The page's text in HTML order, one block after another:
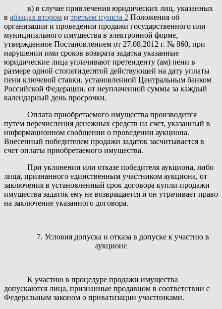
в) в случае привлечения юридических лиц, указанных
в абзацах втором и третьем пункта 2 Положения об
организации и проведении продажи государственного или
муниципального имущества в электронной форме,
утвержденное Постановлением от 27.08.2012 г. № 860, при
нарушении ими сроков возврата задатка указанные
юридические лица уплачивают претенденту (ам) пени в
размере одной стопятидесятой действующей на дату уплаты
пени ключевой ставки, установленной Центральным банком
Российской Федерации, от неуплаченной суммы за каждый
календарный день просрочки.
Оплата приобретаемого имущества производится
путем перечисления денежных средств на счет, указанный в
информационном сообщении о проведении аукциона.
Внесенный победителем продажи задаток засчитывается в
счет оплаты приобретаемого имущества.
При уклонении или отказе победителя аукциона, либо
лица, признанного единственным участником аукциона, от
заключения в установленный срок договора купли-продажи
имущества задаток ему не возвращается и он утрачивает право
на заключение указанного договора.
7. Условия допуска и отказа в допуске к участию в
аукционе
К участию в процедуре продажи имущества
допускаются лица, признанные продавцом в соответствии с
Федеральным законом о приватизации участниками.